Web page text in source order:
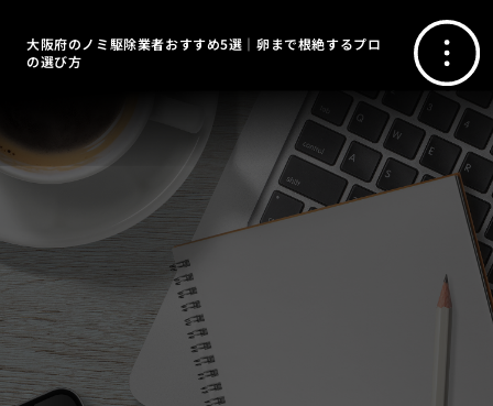
大阪府のノミ駆除業者おすすめ5選｜卵まで根絶するプロ
の選び方